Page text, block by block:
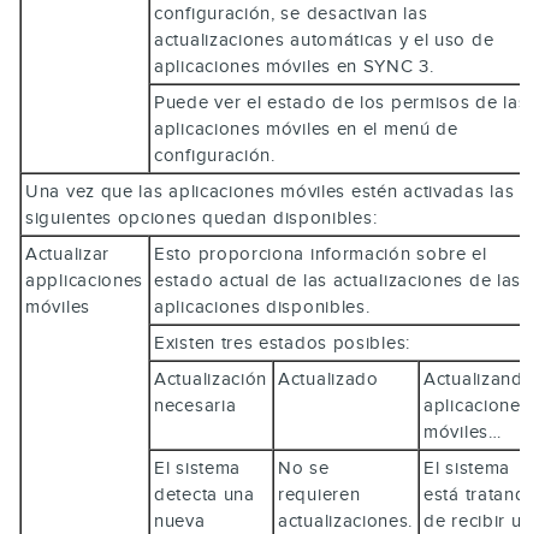
configuración, se desactivan las
actualizaciones automáticas y el uso de
aplicaciones móviles en SYNC 3.
Puede ver el estado de los permisos de las
aplicaciones móviles en el menú de
configuración.
Una vez que las aplicaciones móviles estén activadas las
siguientes opciones quedan disponibles:
Actualizar
applicaciones
móviles
Esto proporciona información sobre el
estado actual de las actualizaciones de las
aplicaciones disponibles.
Existen tres estados posibles:
Actualización
necesaria
Actualizado
Actualizando
aplicaciones
móviles…
El sistema
detecta una
nueva
No se
requieren
actualizaciones.
El sistema
está tratando
de recibir